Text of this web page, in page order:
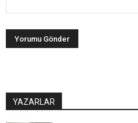
YAZARLAR